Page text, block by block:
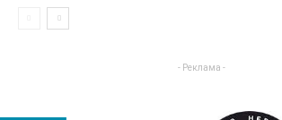
- Реклама -